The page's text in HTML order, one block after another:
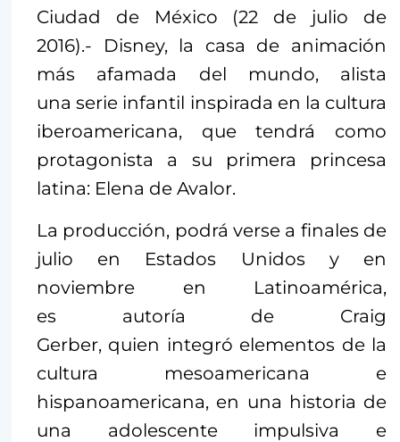
Ciudad de México (22 de julio de
2016).- Disney, la casa de animación
más afamada del mundo, alista
una serie infantil inspirada en la cultura
iberoamericana, que tendrá como
protagonista a su primera princesa
latina: Elena de Avalor.
La producción, podrá verse a finales de
julio en Estados Unidos y en
noviembre en Latinoamérica,
es autoría de Craig
Gerber, quien integró elementos de la
cultura mesoamericana e
hispanoamericana, en una historia de
una adolescente impulsiva e